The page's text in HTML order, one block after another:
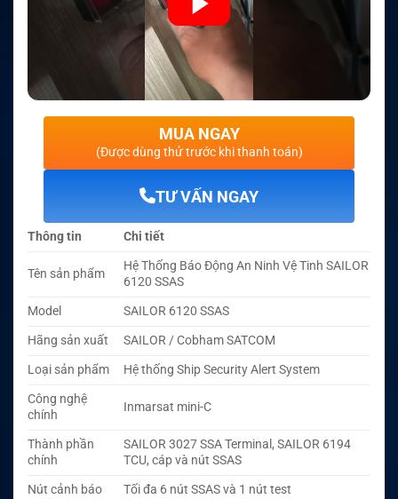
MUA NGAY
(Được dùng thử trước khi thanh toán)
TƯ VẤN NGAY
Thông tin Chi tiết
Tên sản phẩm
Hệ Thống Báo Động An Ninh Vệ Tinh SAILOR
6120 SSAS
Model
SAILOR 6120 SSAS
Hãng sản xuất
SAILOR / Cobham SATCOM
Loại sản phẩm
Hệ thống Ship Security Alert System
Công nghệ
chính
Inmarsat mini-C
Thành phần
chính
SAILOR 3027 SSA Terminal, SAILOR 6194
TCU, cáp và nút SSAS
Nút cảnh báo
Tối đa 6 nút SSAS và 1 nút test